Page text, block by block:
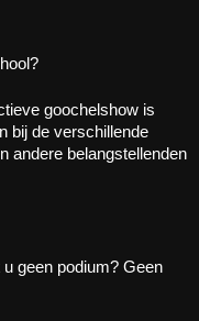
goochelshow is
bij de verschillende
andere belangstellenden
geen podium? Geen